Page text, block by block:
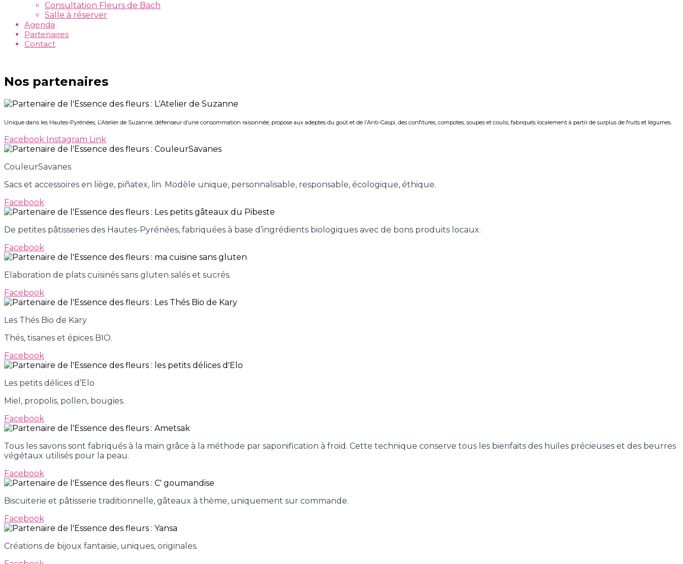
Consultation Fleurs de Bach
Salle à réserver
Agenda
Partenaires
Contact
Nos partenaires
Unique dans les Hautes-Pyrénées, L’Atelier de Suzanne, défenseur d’une consommation raisonnée, propose aux adeptes du goût et de l’Anti-Gaspi, des confitures, compotes, soupes et coulis, fabriqués localement à partir de surplus de fruits et légumes.
Facebook Instagram Link
CouleurSavanes
Sacs et accessoires en liège, piñatex, lin. Modèle unique, personnalisable, responsable, écologique, éthique.
Facebook
De petites pâtisseries des Hautes-Pyrénées, fabriquées à base d’ingrédients biologiques avec de bons produits locaux.
Facebook
Elaboration de plats cuisinés sans gluten salés et sucrés.
Facebook
Les Thés Bio de Kary
Thés, tisanes et épices BIO.
Facebook
Les petits délices d’Elo
Miel, propolis, pollen, bougies.
Facebook
Tous les savons sont fabriqués à la main grâce à la méthode par saponification à froid. Cette technique conserve tous les bienfaits des huiles précieuses et des beurres
végétaux utilisés pour la peau.
Facebook
Biscuiterie et pâtisserie traditionnelle, gâteaux à thème, uniquement sur commande.
Facebook
Créations de bijoux fantaisie, uniques, originales.